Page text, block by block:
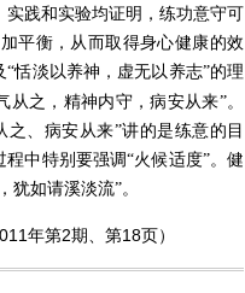
践和实验均证明，练功意守可
平衡，从而取得身心健康的效
恬淡以养神，虚无以养志”的理
从之，精神内守，病安从来”。
、病安从来”讲的是练意的目
中特别要强调“火候适度”。健
如请溪淡流”。
年第2期、第18页）